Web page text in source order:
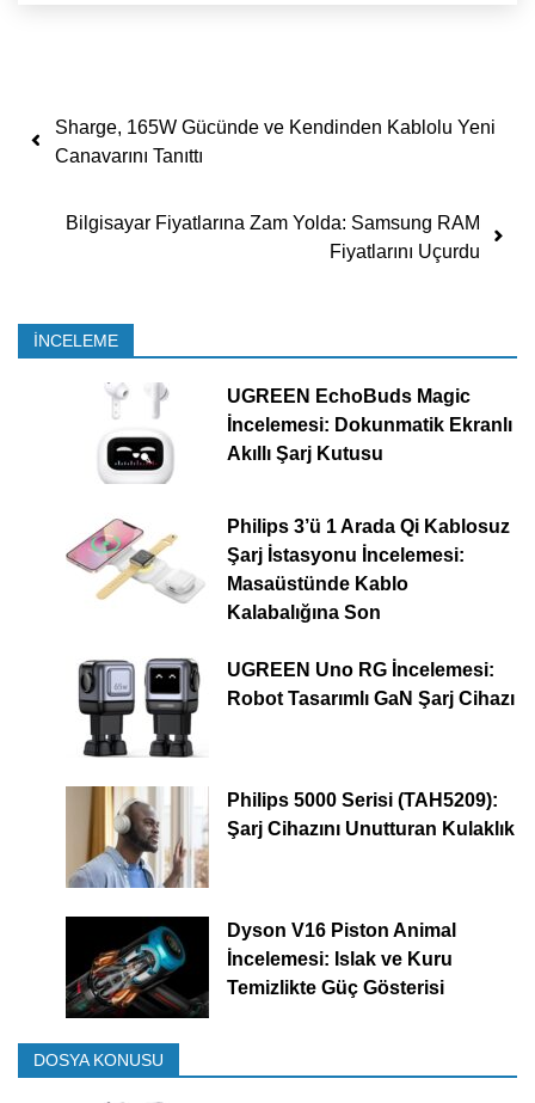
Yazı dolaşımı
Sharge, 165W Gücünde ve Kendinden Kablolu Yeni
Canavarını Tanıttı
Bilgisayar Fiyatlarına Zam Yolda: Samsung RAM
Fiyatlarını Uçurdu
İNCELEME
UGREEN EchoBuds Magic
İncelemesi: Dokunmatik Ekranlı
Akıllı Şarj Kutusu
Philips 3’ü 1 Arada Qi Kablosuz
Şarj İstasyonu İncelemesi:
Masaüstünde Kablo
Kalabalığına Son
UGREEN Uno RG İncelemesi:
Robot Tasarımlı GaN Şarj Cihazı
Philips 5000 Serisi (TAH5209):
Şarj Cihazını Unutturan Kulaklık
Dyson V16 Piston Animal
İncelemesi: Islak ve Kuru
Temizlikte Güç Gösterisi
DOSYA KONUSU